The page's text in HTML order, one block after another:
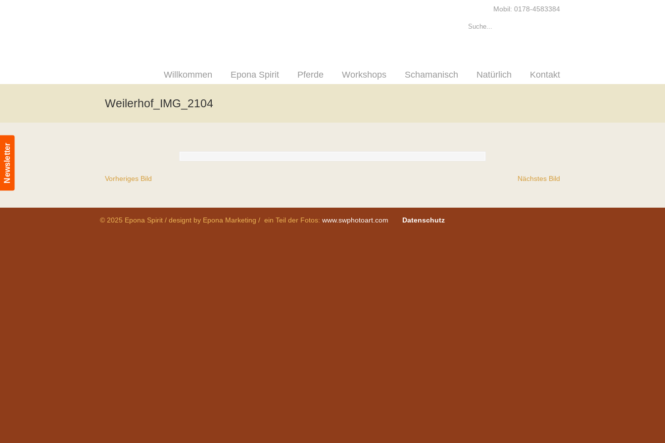
Newsletter
Mobil: 0178-4583384
Willkommen Epona Spirit Pferde Workshops Schamanisch Natürlich Kontakt
Weilerhof_IMG_2104
Vorheriges Bild Nächstes Bild
© 2025 Epona Spirit / designt by Epona Marketing / ein Teil der Fotos: www.swphotoart.com Datenschutz